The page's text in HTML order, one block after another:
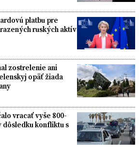
platbu pre
ruských aktív
zostrelenie ani
opäť žiada
vracať vyše 800-
konfliktu s